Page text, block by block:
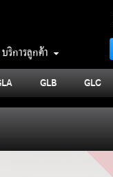
บริการลูกค้า
GLB GLC